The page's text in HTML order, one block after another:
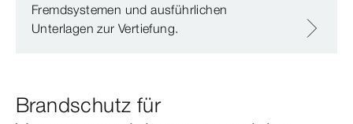
Fremdsystemen und ausführlichen
Unterlagen zur Vertiefung.
Brandschutz für